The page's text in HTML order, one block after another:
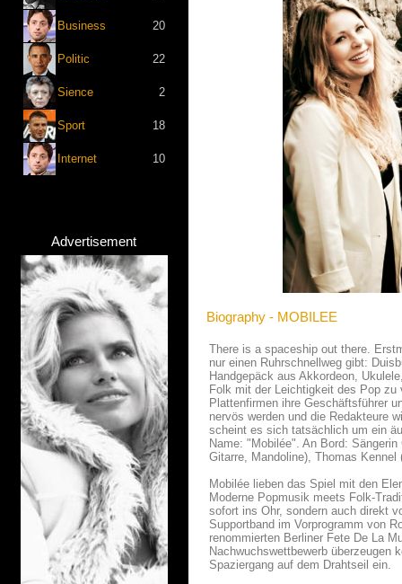
Business 20
Politic 22
Sience 2
Sport 18
Internet 10
Advertisement
Biography - MOBILEE
There is a spaceship out there.
nur einen Ruhrschnellweg gibt:
Handgepäck aus Akkordeon,
Folk mit der Leichtigkeit des Pop zu
Plattenfirmen ihre Geschäftsführer
nervös werden und die Redakteure
scheint es sich tatsächlich um ein
Name: "Mobilée". An Bord:
Gitarre, Mandoline), Thomas
Mobilée lieben das Spiel mit den
Moderne Popmusik meets Folk-
sofort ins Ohr, sondern auch direkt
Supportband im Vorprogramm von
renommierten Berliner Fete De La
Nachwuchswettbewerb überzeugen
Spaziergang auf dem Drahtseil ein.